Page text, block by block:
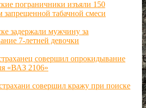
пограничники изъяли 150
запрещенной табачной смеси
задержали мужчину за
7-летней девочки
совершил опрокидывание
«ВАЗ 2106»
совершил кражу при поиске